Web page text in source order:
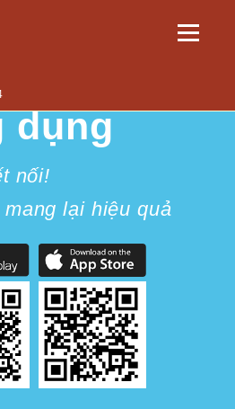
Menu
dụng
nối!
lại hiệu quả